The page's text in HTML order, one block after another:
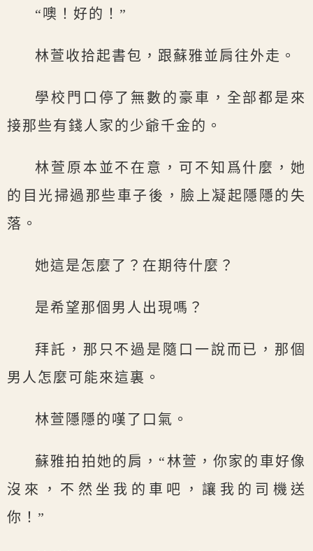
“噢！好的！”
林萱收拾起書包，跟蘇雅並肩往外走。
學校門口停了無數的豪車，全部都是來
接那些有錢人家的少爺千金的。
林萱原本並不在意，可不知爲什麼，她
的目光掃過那些車子後，臉上凝起隱隱的失
落。
她這是怎麼了？在期待什麼？
是希望那個男人出現嗎？
拜託，那只不過是隨口一說而已，那個
男人怎麼可能來這裏。
林萱隱隱的嘆了口氣。
蘇雅拍拍她的肩，“林萱，你家的車好像
沒來，不然坐我的車吧，讓我的司機送
你！”